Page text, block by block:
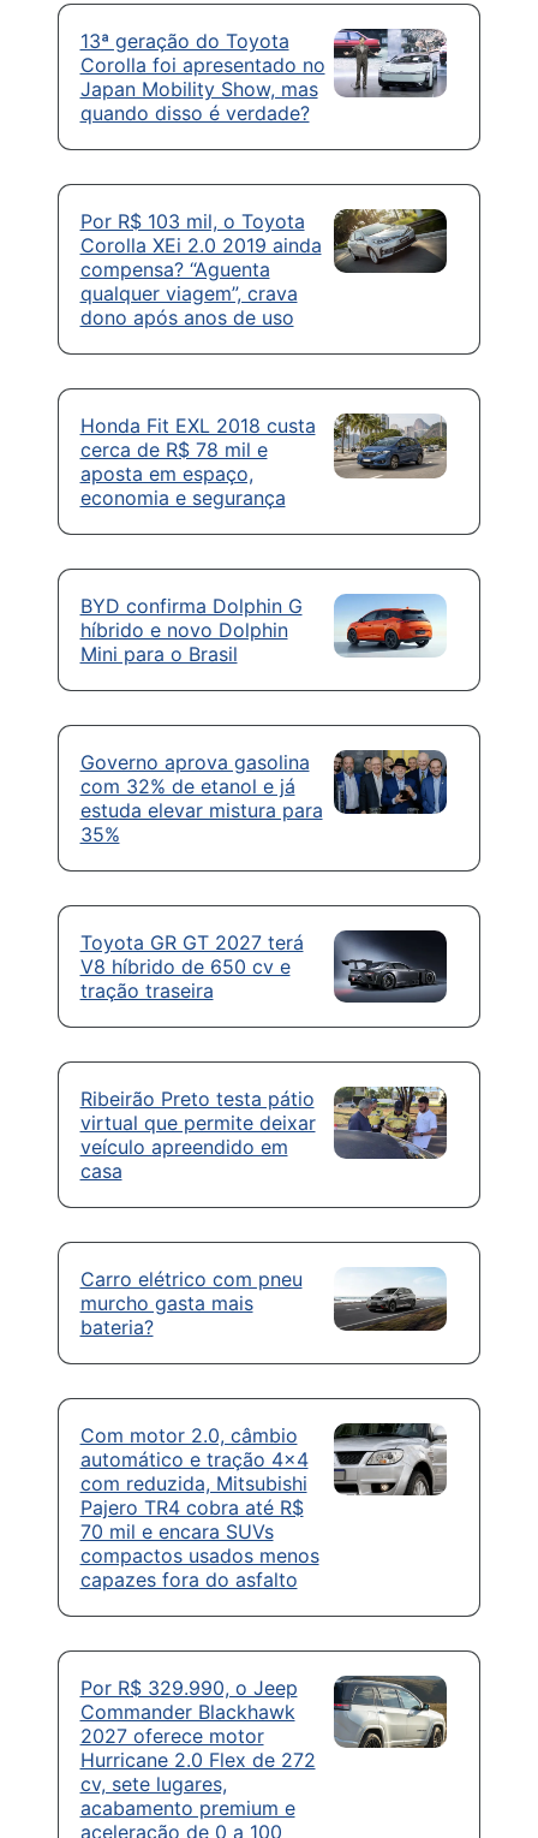
13ª geração do Toyota
Corolla foi apresentado no
Japan Mobility Show, mas
quando disso é verdade?
Por R$ 103 mil, o Toyota
Corolla XEi 2.0 2019 ainda
compensa? “Aguenta
qualquer viagem”, crava
dono após anos de uso
Honda Fit EXL 2018 custa
cerca de R$ 78 mil e
aposta em espaço,
economia e segurança
BYD confirma Dolphin G
híbrido e novo Dolphin
Mini para o Brasil
Governo aprova gasolina
com 32% de etanol e já
estuda elevar mistura para
35%
Toyota GR GT 2027 terá
V8 híbrido de 650 cv e
tração traseira
Ribeirão Preto testa pátio
virtual que permite deixar
veículo apreendido em
casa
Carro elétrico com pneu
murcho gasta mais
bateria?
Com motor 2.0, câmbio
automático e tração 4×4
com reduzida, Mitsubishi
Pajero TR4 cobra até R$
70 mil e encara SUVs
compactos usados menos
capazes fora do asfalto
Por R$ 329.990, o Jeep
Commander Blackhawk
2027 oferece motor
Hurricane 2.0 Flex de 272
cv, sete lugares,
acabamento premium e
aceleração de 0 a 100